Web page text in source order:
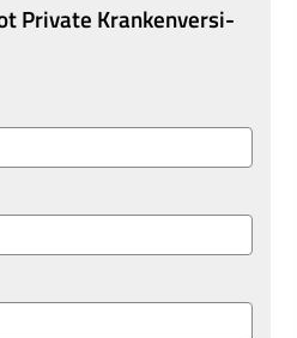
Private Kranken­ver­si­